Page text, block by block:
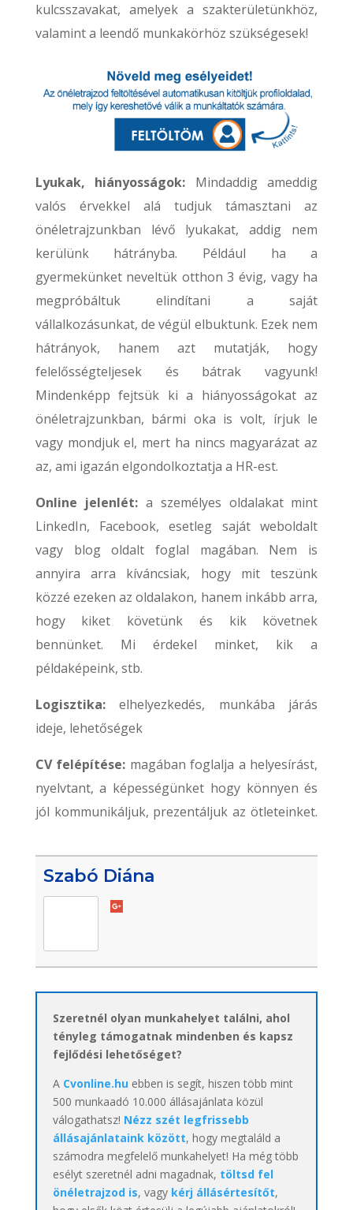
kulcsszavakat, amelyek a szakterületünkhöz,
valamint a leendő munkakörhöz szükségesek!
Lyukak, hiányosságok: Mindaddig ameddig
valós érvekkel alá tudjuk támasztani az
önéletrajzunkban lévő lyukakat, addig nem
kerülünk hátrányba. Például ha a
gyermekünket neveltük otthon 3 évig, vagy ha
megpróbáltuk elindítani a saját
vállalkozásunkat, de végül elbuktunk. Ezek nem
hátrányok, hanem azt mutatják, hogy
felelősségteljesek és bátrak vagyunk!
Mindenképp fejtsük ki a hiányosságokat az
önéletrajzunkban, bármi oka is volt, írjuk le
vagy mondjuk el, mert ha nincs magyarázat az
az, ami igazán elgondolkoztatja a HR-est.
Online jelenlét:a személyes oldalakat mint
LinkedIn, Facebook, esetleg saját weboldalt
vagy blog oldalt foglal magában.
Nem is
annyira arra kíváncsiak, hogy mit teszünk
közzé ezeken az oldalakon, hanem inkább arra,
hogy kiket követünk és kik követnek
bennünket.
Mi érdekel minket, kik a
példaképeink, stb.
Logisztika:elhelyezkedés, munkába járás
ideje, lehetőségek
CV felépítése: magában foglalja a helyesírást,
nyelvtant, a képességünket hogy könnyen és
jól kommunikáljuk, prezentáljuk az ötleteinket.
Szabó Diána
Szeretnél olyan munkahelyet találni, ahol
tényleg támogatnak mindenben és kapsz
fejlődési lehetőséget?
A Cvonline.huebben is segít, hiszen több mint
500 munkaadó 10.000 állásajánlata közül
válogathatsz! Nézz szét legfrissebb
állásajánlataink között, hogy megtaláld a
számodra megfelelő munkahelyet! Ha még több
esélyt szeretnél adni magadnak, töltsd fel
önéletrajzod is, vagy kérj állásértesítőt,